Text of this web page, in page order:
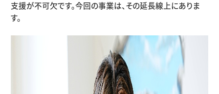
支援が不可欠です。今回の事業は、その延長線上にありま
す。